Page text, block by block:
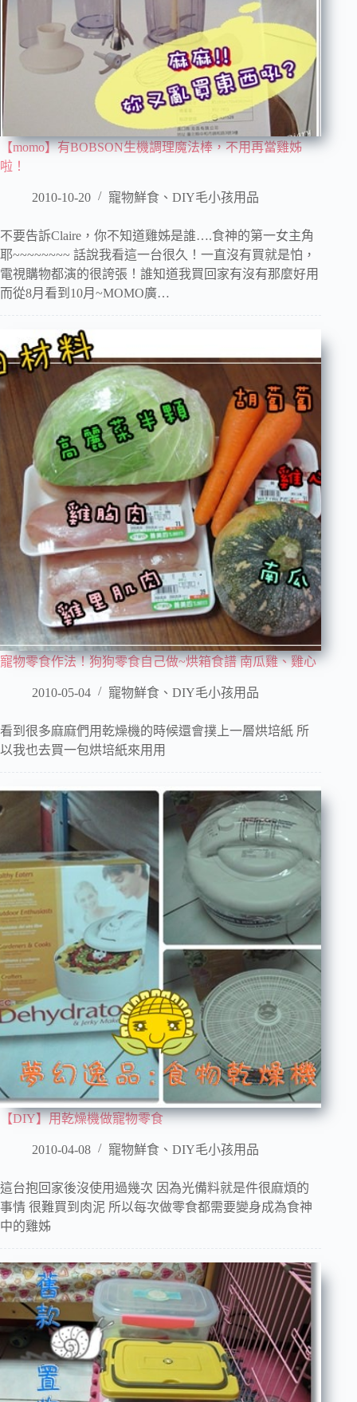
【momo】有BOBSON生機調理魔法棒，不用再當雞姊
啦！
2010-10-20 寵物鮮食、DIY毛小孩用品
不要告訴Claire，你不知道雞姊是誰….食神的第一女主角
耶~~~~~~~~ 話說我看這一台很久！一直沒有買就是怕，
電視購物都演的很誇張！誰知道我買回家有沒有那麼好用
而從8月看到10月~MOMO廣…
寵物零食作法！狗狗零食自己做~烘箱食譜 南瓜雞、雞心
2010-05-04 寵物鮮食、DIY毛小孩用品
看到很多麻麻們用乾燥機的時候還會撲上一層烘培紙 所
以我也去買一包烘培紙來用用
【DIY】用乾燥機做寵物零食
2010-04-08 寵物鮮食、DIY毛小孩用品
這台抱回家後沒使用過幾次 因為光備料就是件很麻煩的
事情 很難買到肉泥 所以每次做零食都需要變身成為食神
中的雞姊